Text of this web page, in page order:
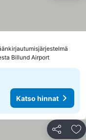
Billund Airport
Katso hinnat
Jaa